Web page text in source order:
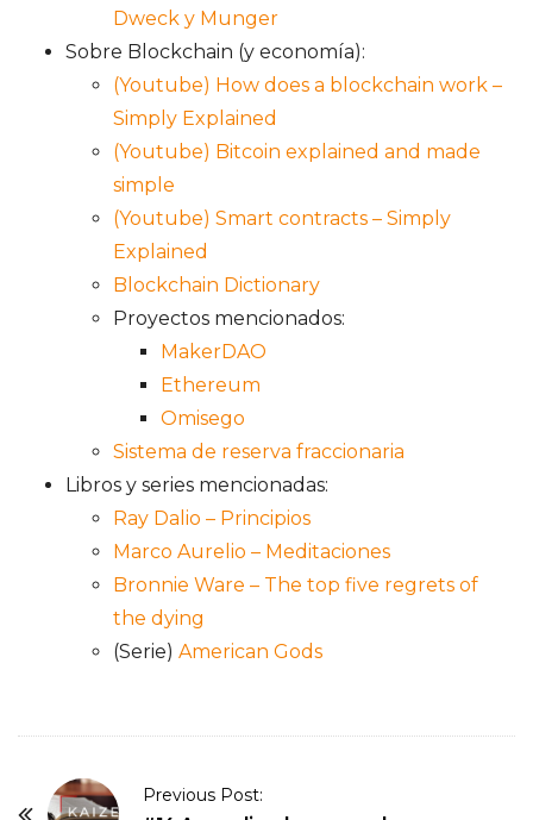
Dweck y Munger
Sobre Blockchain (y economía):
(Youtube) How does a blockchain work –
Simply Explained
(Youtube) Bitcoin explained and made
simple
(Youtube) Smart contracts – Simply
Explained
Blockchain Dictionary
Proyectos mencionados:
MakerDAO
Ethereum
Omisego
Sistema de reserva fraccionaria
Libros y series mencionadas:
Ray Dalio – Principios
Marco Aurelio – Meditaciones
Bronnie Ware – The top five regrets of
the dying
(Serie) American Gods
Previous Post: